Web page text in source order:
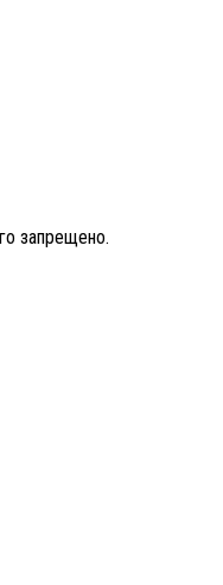
запрещено.